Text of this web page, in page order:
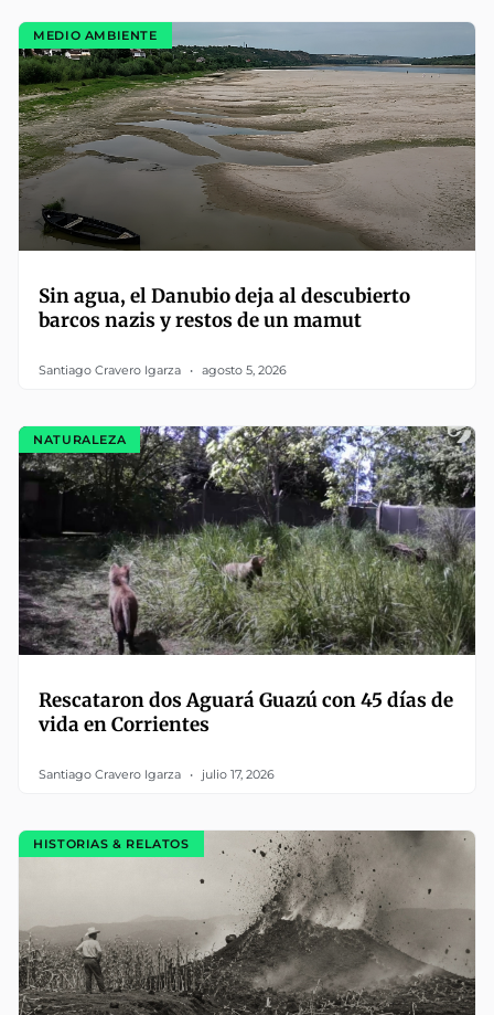
MEDIO AMBIENTE
Sin agua, el Danubio deja al descubierto
barcos nazis y restos de un mamut
Santiago Cravero Igarza agosto 5, 2026
NATURALEZA
Rescataron dos Aguará Guazú con 45 días de
vida en Corrientes
Santiago Cravero Igarza julio 17, 2026
HISTORIAS & RELATOS